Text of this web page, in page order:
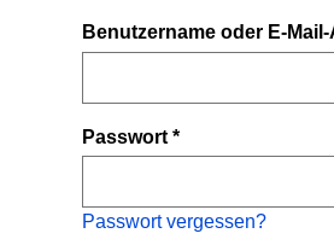
Benutzername oder E-
Passwort*
Passwort vergessen?